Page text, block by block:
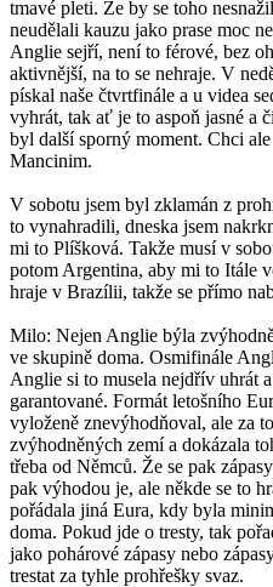
tmavé pleti. Že by se toho
neudělali kauzu jako prase moc
Anglie sejří, není to férové, bez
aktivnější, na to se nehraje. V
pískal naše čtvrtfinále a u videa
vyhrát, tak ať je to aspoň jasné a
byl další sporný moment. Chci
Mancinim.
V sobotu jsem byl zklamán z
to vynahradili, dneska jsem
mi to Plíšková. Takže musí v
potom Argentina, aby mi to Itále
hraje v Brazílii, takže se přímo
Milo: Nejen Anglie býla
ve skupině doma. Osmifinále
Anglie si to musela nejdřív uhrát
garantované. Formát letošního
vyloženě znevýhodňoval, ale za
zvýhodněných zemí a dokázala
třeba od Němců. Že se pak
pak výhodou je, ale někde se to
pořádala jiná Eura, kdy byla
doma. Pokud jde o tresty, tak
jako pohárové zápasy nebo
trestat za tyhle prohřešky svaz.